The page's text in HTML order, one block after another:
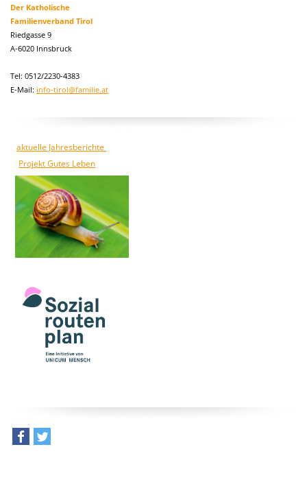
Der Katholische
Familienverband Tirol
Riedgasse 9
A-6020 Innsbruck
Tel: 0512/2230-4383
E-Mail: info-tirol@familie.at
aktuelle Jahresberichte
Projekt Gutes Leben